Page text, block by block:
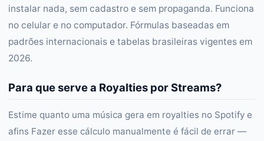
instalar nada, sem cadastro e sem propaganda. Funciona
no celular e no computador. Fórmulas baseadas em
padrões internacionais e tabelas brasileiras vigentes em
2026.
Para que serve a Royalties por Streams?
Estime quanto uma música gera em royalties no Spotify e
afins Fazer esse cálculo manualmente é fácil de errar —